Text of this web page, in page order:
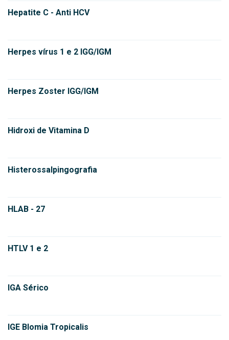
Hepatite C - Anti HCV
Herpes vírus 1 e 2 IGG/IGM
Herpes Zoster IGG/IGM
Hidroxi de Vitamina D
Histerossalpingografia
HLAB - 27
HTLV 1 e 2
IGA Sérico
IGE Blomia Tropicalis